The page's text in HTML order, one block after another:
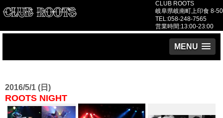
CLUB ROOTS
岐阜県岐南町上印食 8-50
TEL:058-248-7565
営業時間:13:00-23:00
MENU
2016/5/1 (日)
ROOTS NIGHT